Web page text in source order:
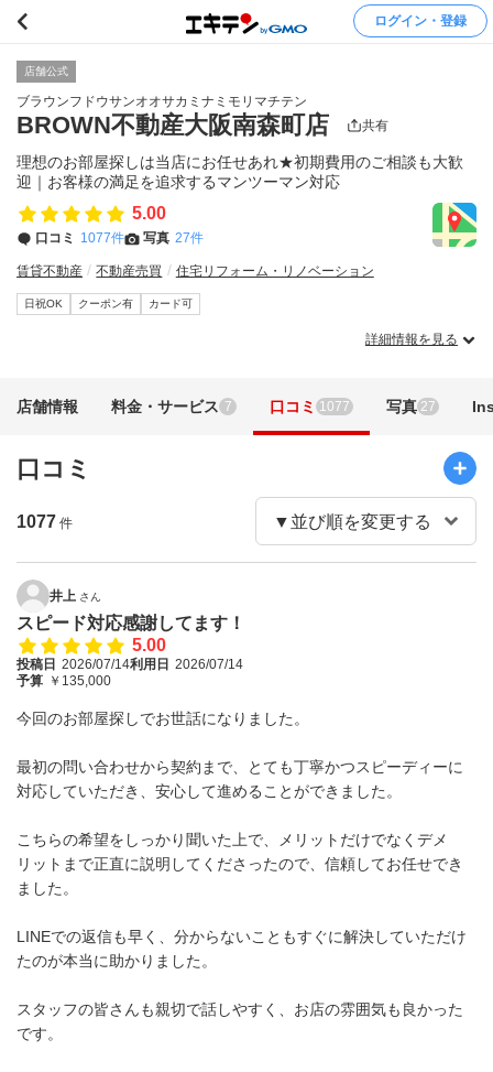
ログイン・登録
店舗公式
ブラウンフドウサンオオサカミナミモリマチテン
BROWN不動産大阪南森町店 共有
理想のお部屋探しは当店にお任せあれ★初期費用のご相談も大歓
迎｜お客様の満足を追求するマンツーマン対応
5.00
口コミ 1077件 写真 27件
賃貸不動産 不動産売買 住宅リフォーム・リノベーション
日祝OK クーポン有 カード可
詳細情報を見る
店舗情報 料金・サービス 7 口コミ 1077 写真 27
口コミ
1077 件
井上 さん
スピード対応感謝してます！
5.00
投稿日 2026/07/14利用日 2026/07/14
予算 ￥135,000
今回のお部屋探しでお世話になりました。
最初の問い合わせから契約まで、とても丁寧かつスピーディーに
対応していただき、安心して進めることができました。
こちらの希望をしっかり聞いた上で、メリットだけでなくデメ
リットまで正直に説明してくださったので、信頼してお任せでき
ました。
LINEでの返信も早く、分からないこともすぐに解決していただけ
たのが本当に助かりました。
スタッフの皆さんも親切で話しやすく、お店の雰囲気も良かった
です。